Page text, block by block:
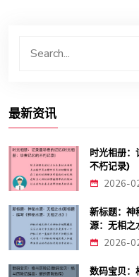
最新资讯
时光相册
不朽记录)
2026-
新标题：神
源：无相之
2026-
数码宝贝：